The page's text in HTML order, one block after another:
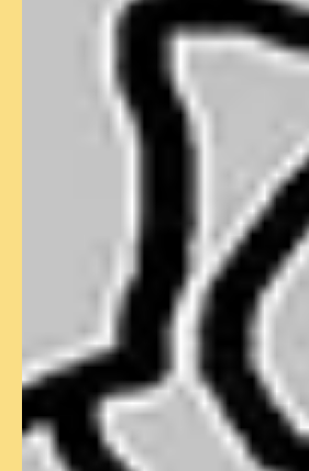
Liebe Mitglieder, liebe
Unternehmens 1230, mit großer
einem ganz besonderen
sich auf authentischen Honky
Country mit einer der
Genres. Da Kim Carson im
nur wenige Konzerte gibt,
rechtzeitige Anmeldung. Kim
Queen of New Orleans live! Im